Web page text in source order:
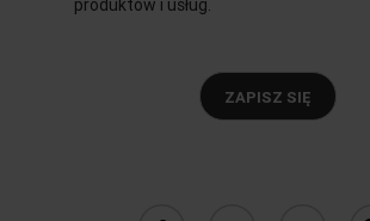
produktów i usług.
ZAPISZ SIĘ